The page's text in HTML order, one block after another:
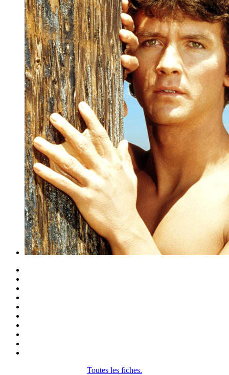
Toutes les fiches.